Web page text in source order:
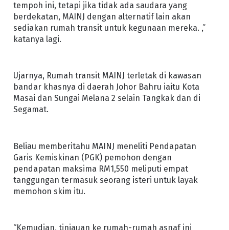
tempoh ini, tetapi jika tidak ada saudara yang
berdekatan, MAINJ dengan alternatif lain akan
sediakan rumah transit untuk kegunaan mereka. ,”
katanya lagi.
Ujarnya, Rumah transit MAINJ terletak di kawasan
bandar khasnya di daerah Johor Bahru iaitu Kota
Masai dan Sungai Melana 2 selain Tangkak dan di
Segamat.
Beliau memberitahu MAINJ meneliti Pendapatan
Garis Kemiskinan (PGK) pemohon dengan
pendapatan maksima RM1,550 meliputi empat
tanggungan termasuk seorang isteri untuk layak
memohon skim itu.
“Kemudian, tinjauan ke rumah-rumah asnaf ini